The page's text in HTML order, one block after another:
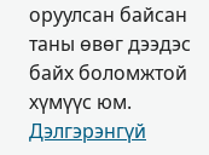
оруулсан байсан
таны өвөг дээдэс
байх боломжтой
хүмүүс юм.
Дэлгэрэнгүй